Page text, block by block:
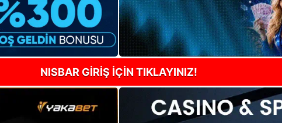
NISBAR GİRİŞ İÇİN TIKLAYINIZ!